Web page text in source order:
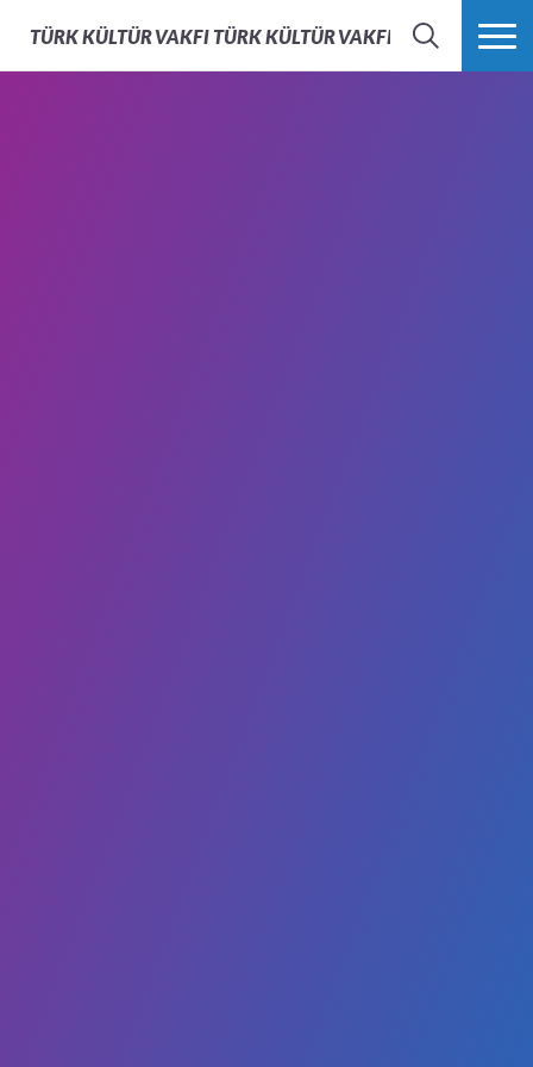
TÜRK KÜLTÜR VAKFITÜRK KÜLTÜR VAKFI - AFS TÜRKIYE
ARAMA FAZLASI